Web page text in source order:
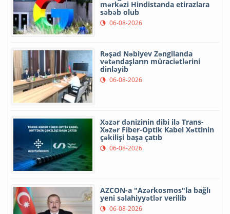
mərkəzi Hindistanda etirazlara
səbəb olub
06-08-2026
Rəşad Nəbiyev Zəngilanda
vətəndaşların müraciətlərini
dinləyib
06-08-2026
Xəzər dənizinin dibi ilə Trans-
Xəzər Fiber-Optik Kabel Xəttinin
çəkilişi başa çatıb
06-08-2026
AZCON-a "Azərkosmos"la bağlı
yeni səlahiyyətlər verilib
06-08-2026